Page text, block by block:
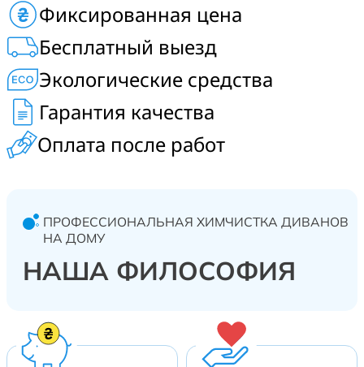
офисе, отеле, торговых центрах, ресторане и кафе.
Чистка детских диванов, модульных, офисных,
прямых, угловых диванов. Работаем на выезд в г.
Вишневое и пригороде.
Фиксированная цена
Бесплатный выезд
Экологические средства
Гарантия качества
Оплата после работ
ПРОФЕССИОНАЛЬНАЯ ХИМЧИСТКА ДИВАНОВ
НА ДОМУ
НАША ФИЛОСОФИЯ